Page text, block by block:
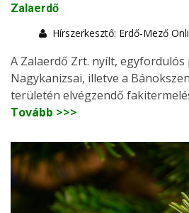
Zalaerdő
Hírszerkesztő: Erdő-Mező
A Zalaerdő Zrt. nyílt,
Nagykanizsai, illetve a
területén elvégzendő
Tovább >>>